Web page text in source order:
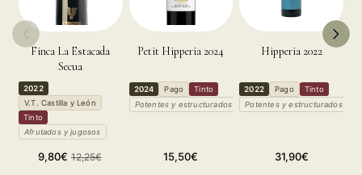
Finca La Estacada
Secua
2022
V.T. Castilla y León
Tinto
Afrutados y jugosos
Precio
9,80€ Precio
12,25€
Petit Hipperia 2024
2024 Pago
Tinto
Potentes y estructurados
Precio
15,50€
Hipperia 2022
2022 Pago
Tinto
Potentes y estructurados
Precio
31,90€